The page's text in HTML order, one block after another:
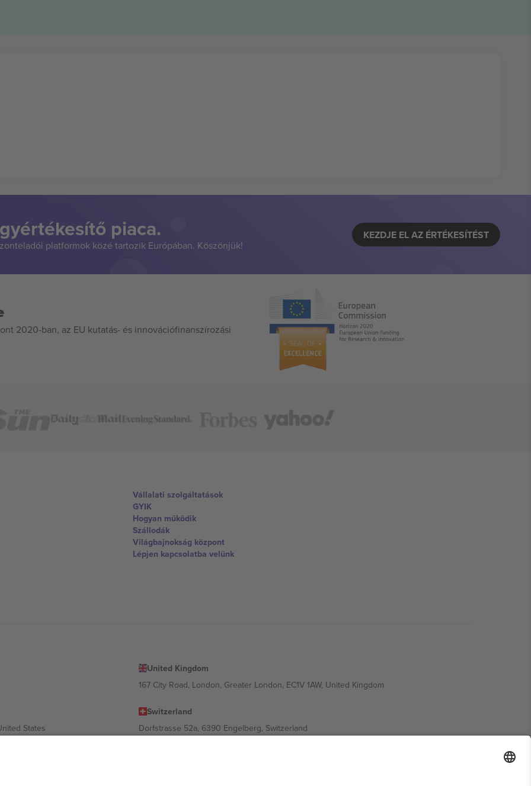
piaca.
platformok közé tartozik Európában. Köszönjük!
KEZDJE EL AZ ÉRTÉKESÍTÉST
2020-ban, az EU kutatás- és innovációfinanszírozási
Vállalati szolgáltatások
GYIK
Hogyan működik
Szállodák
Világbajnokság központ
Lépjen kapcsolatba velünk
United Kingdom
167 City Road, London, Greater London, EC1V 1AW, United Kingdom
States
Switzerland
Dorfstrasse 52a, 6390 Engelberg, Switzerland